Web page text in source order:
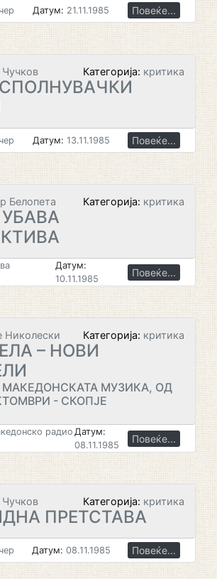
Датум: 21.11.1985 Повеќе...
Категорија: критика
Датум: 13.11.1985 Повеќе...
Белопета Категорија: критика
Датум:
10.11.1985
Повеќе...
Николески Категорија: критика
– НОВИ
МУЗИКА, ОД
- СКОПЈЕ
радио Датум:
08.11.1985
Повеќе...
Категорија: критика
ПРЕТСТАВА
Датум: 08.11.1985 Повеќе...